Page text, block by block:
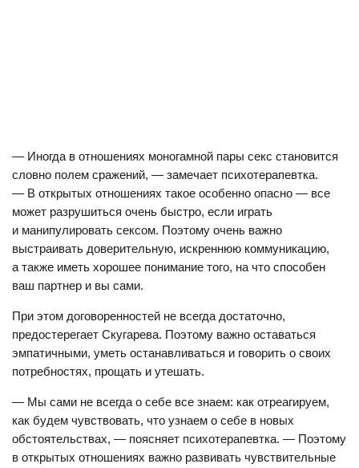
— Иногда в отношениях моногамной пары секс становится
словно полем сражений, — замечает психотерапевтка.
— В открытых отношениях такое особенно опасно — все
может разрушиться очень быстро, если играть
и манипулировать сексом. Поэтому очень важно
выстраивать доверительную, искреннюю коммуникацию,
а также иметь хорошее понимание того, на что способен
ваш партнер и вы сами.
При этом договоренностей не всегда достаточно,
предостерегает Скугарева. Поэтому важно оставаться
эмпатичными, уметь останавливаться и говорить о своих
потребностях, прощать и утешать.
— Мы сами не всегда о себе все знаем: как отреагируем,
как будем чувствовать, что узнаем о себе в новых
обстоятельствах, — поясняет психотерапевтка. — Поэтому
в открытых отношениях важно развивать чувствительные